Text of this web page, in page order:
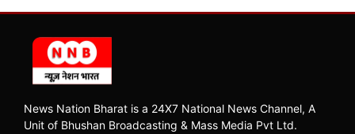
News Nation Bharat is a 24X7 National News Channel, A
Unit of Bhushan Broadcasting & Mass Media Pvt Ltd.